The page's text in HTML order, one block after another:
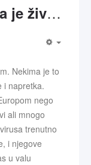
Bauci kruže, ali s nama je živi Bog
Nekima je to
i napretka.
nego
ali mnogo
trenutno
i njegove
u valu